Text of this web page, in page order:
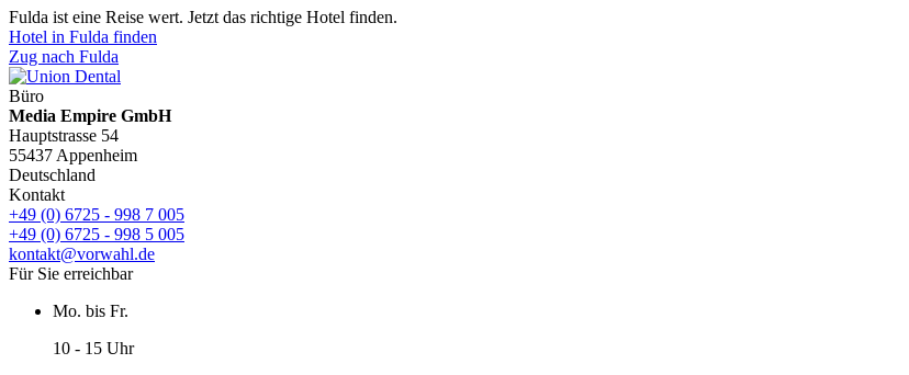
Fulda ist eine Reise wert. Jetzt das richtige Hotel finden.
Hotel in Fulda finden
Zug nach Fulda
Büro
Media Empire GmbH
Hauptstrasse 54
55437 Appenheim
Deutschland
Kontakt
+49 (0) 6725 - 998 7 005
+49 (0) 6725 - 998 5 005
kontakt@vorwahl.de
Für Sie erreichbar
Mo. bis Fr.
10 - 15 Uhr